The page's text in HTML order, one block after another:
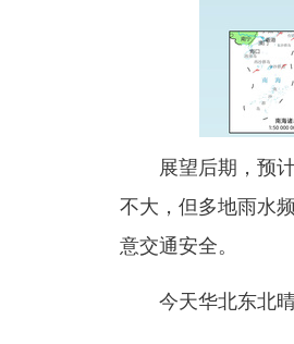
展望后期，预计
不大，但多地雨水
意交通安全。
今天华北东北